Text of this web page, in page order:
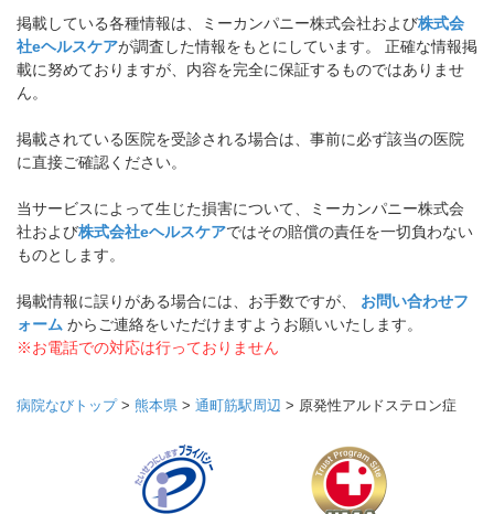
掲載している各種情報は、ミーカンパニー株式会社および株式会
社eヘルスケアが調査した情報をもとにしています。 正確な情報掲
載に努めておりますが、内容を完全に保証するものではありませ
ん。
掲載されている医院を受診される場合は、事前に必ず該当の医院
に直接ご確認ください。
当サービスによって生じた損害について、ミーカンパニー株式会
社および株式会社eヘルスケアではその賠償の責任を一切負わない
ものとします。
掲載情報に誤りがある場合には、お手数ですが、 お問い合わせフ
ォーム からご連絡をいただけますようお願いいたします。
※お電話での対応は行っておりません
病院なびトップ> 熊本県 > 通町筋駅周辺 > 原発性アルドステロン症